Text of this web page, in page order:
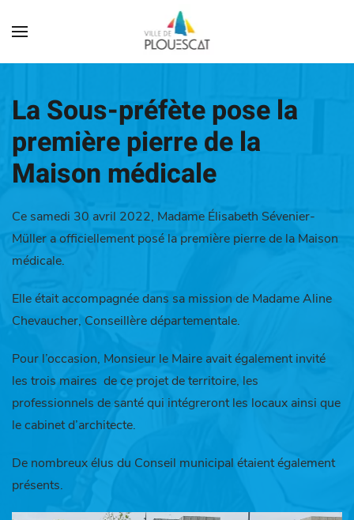
La Sous-préfète pose la
première pierre de la
Maison médicale
Ce samedi 30 avril 2022, Madame Élisabeth Sévenier-
Müller a officiellement posé la première pierre de la Maison
médicale.
Elle était accompagnée dans sa mission de Madame Aline
Chevaucher, Conseillère départementale.
Pour l’occasion, Monsieur le Maire avait également invité
les trois maires de ce projet de territoire, les
professionnels de santé qui intégreront les locaux ainsi que
le cabinet d’architecte.
De nombreux élus du Conseil municipal étaient également
présents.